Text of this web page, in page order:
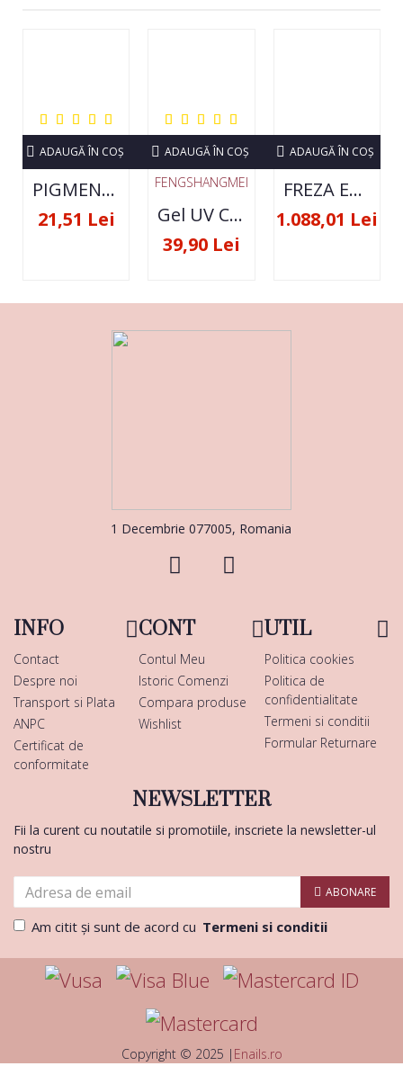
PIGMENT NEON SET 12 CULORI
21,51 Lei
ADAUGĂ ÎN COŞ
FENGSHANGMEI
Gel UV Constructie FSM 50ML - 07
39,90 Lei
ADAUGĂ ÎN COŞ
FREZA ELECTRICA STRONG 210 35000 RPM- ORIGINALA
1.088,01 Lei
ADAUGĂ ÎN COŞ
1 Decembrie 077005, Romania
INFO
Contact
Despre noi
Transport si Plata
ANPC
Certificat de
conformitate
CONT
Contul Meu
Istoric Comenzi
Compara produse
Wishlist
UTIL
Politica cookies
Politica de
confidentialitate
Termeni si conditii
Formular Returnare
NEWSLETTER
Fii la curent cu noutatile si promotiile, inscriete la newsletter-ul
nostru
ABONARE
Am citit şi sunt de acord cu Termeni si conditii
Copyright © 2025 | Enails.ro